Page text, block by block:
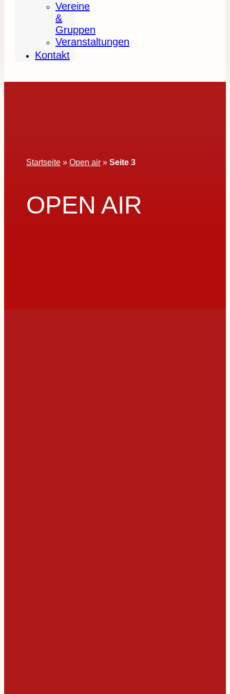
Vereine
&
Gruppen
Veranstaltungen
Kontakt
Startseite »Open air »Seite 3
OPEN AIR